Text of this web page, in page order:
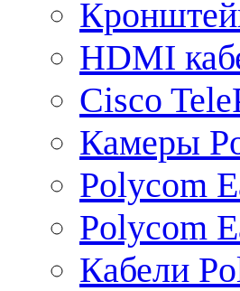
HDMI
Cisco
Камеры
Polycom
Polycom
Кабели